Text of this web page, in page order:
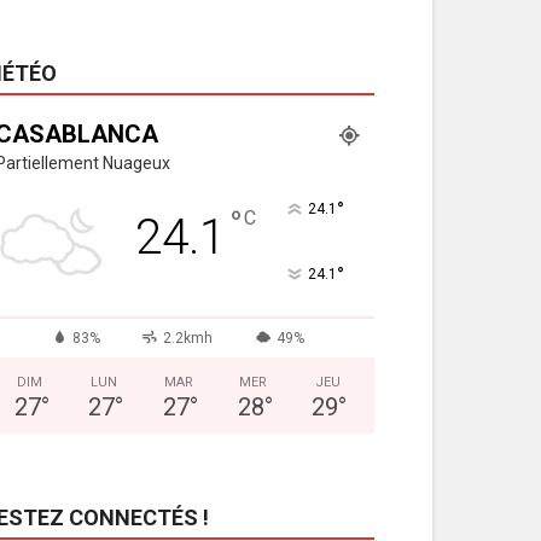
Nuageux
24.1 °C 24.1 °
24.1 °
83% 2.2kmh 49%
DIM
27°
LUN
27°
MAR
27°
MER
28°
JEU
29°
CONNECTÉS !